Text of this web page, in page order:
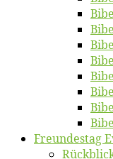
Freun­des­tag